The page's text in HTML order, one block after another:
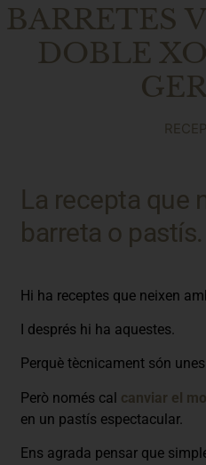
BARRETES
DOBLE
La recepta que
barreta o pastís.
Hi ha receptes que neixen
I després hi ha aquestes.
Perquè tècnicament són
Però només cal canviar el
en un pastís espectacular.
Ens agrada pensar que